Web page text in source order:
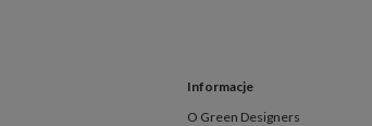
Informacje
O Green Designers